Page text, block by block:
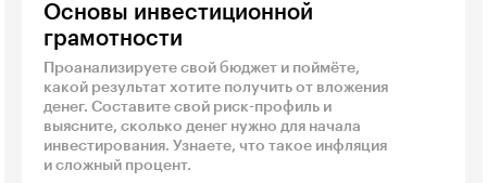
Основы инвестиционной
грамотности
Проанализируете свой бюджет и поймёте,
какой результат хотите получить от вложения
денег. Составите свой риск-профиль и
выясните, сколько денег нужно для начала
инвестирования. Узнаете, что такое инфляция
и сложный процент.